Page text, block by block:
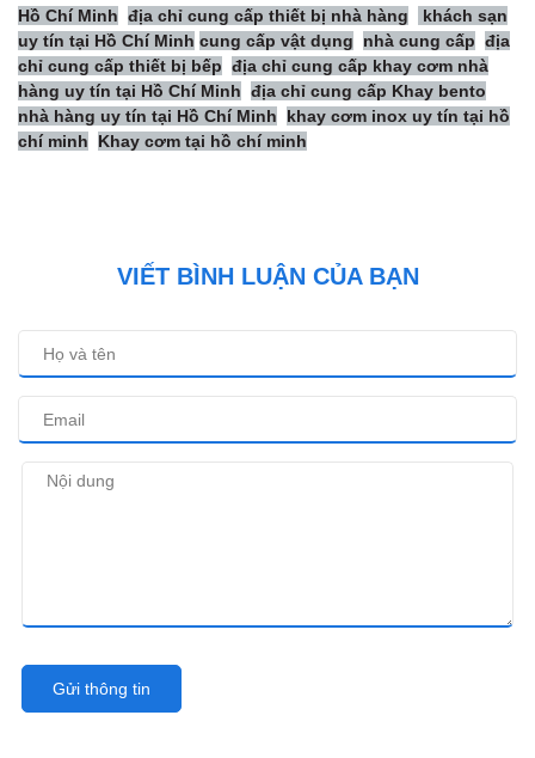
Hồ Chí Minh địa chỉ cung cấp thiết bị nhà hàng
khách sạn
uy tín tại Hồ Chí Minh cung cấp vật dụng nhà cung cấp địa
chỉ cung cấp thiết bị bếp địa chỉ cung cấp khay cơm nhà
hàng uy tín tại Hồ Chí Minh địa chỉ cung cấp Khay bento
nhà hàng uy tín tại Hồ Chí Minh
khay cơm inox uy tín tại hồ
chí minh
Khay cơm tại hồ chí minh
VIẾT BÌNH LUẬN CỦA BẠN
Gửi thông tin